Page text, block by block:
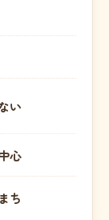
い
心
ち